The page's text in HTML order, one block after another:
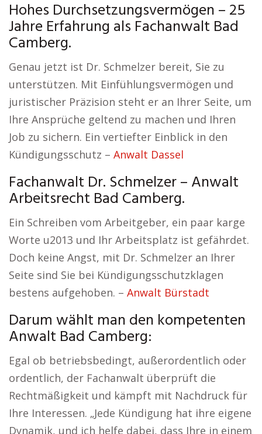
Hohes Durchsetzungsvermögen – 25
Jahre Erfahrung als Fachanwalt Bad
Camberg.
Genau jetzt ist Dr. Schmelzer bereit, Sie zu
unterstützen. Mit Einfühlungsvermögen und
juristischer Präzision steht er an Ihrer Seite, um
Ihre Ansprüche geltend zu machen und Ihren
Job zu sichern. Ein vertiefter Einblick in den
Kündigungsschutz – Anwalt Dassel
Fachanwalt Dr. Schmelzer – Anwalt
Arbeitsrecht Bad Camberg.
Ein Schreiben vom Arbeitgeber, ein paar karge
Worte u2013 und Ihr Arbeitsplatz ist gefährdet.
Doch keine Angst, mit Dr. Schmelzer an Ihrer
Seite sind Sie bei Kündigungsschutzklagen
bestens aufgehoben. – Anwalt Bürstadt
Darum wählt man den kompetenten
Anwalt Bad Camberg:
Egal ob betriebsbedingt, außerordentlich oder
ordentlich, der Fachanwalt überprüft die
Rechtmäßigkeit und kämpft mit Nachdruck für
Ihre Interessen. „Jede Kündigung hat ihre eigene
Dynamik, und ich helfe dabei, dass Ihre in einem